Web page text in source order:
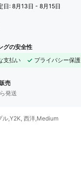
日: 8月13日 - 8月15日
グの安全性
支払い
プライバシー保護
売
発送
ル,Y2K, 西洋,Medium